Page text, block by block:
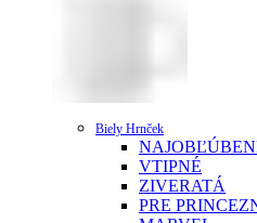
Biely Hrnček
VTIPNÉ
ZIVERATÁ
PRE